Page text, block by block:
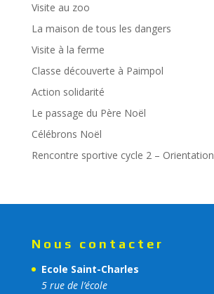
Visite au zoo
La maison de tous les dangers
Visite à la ferme
Classe découverte à Paimpol
Action solidarité
Le passage du Père Noël
Célébrons Noël
Rencontre sportive cycle 2 – Orientation
Nous contacter
Ecole Saint-Charles
5 rue de l’école